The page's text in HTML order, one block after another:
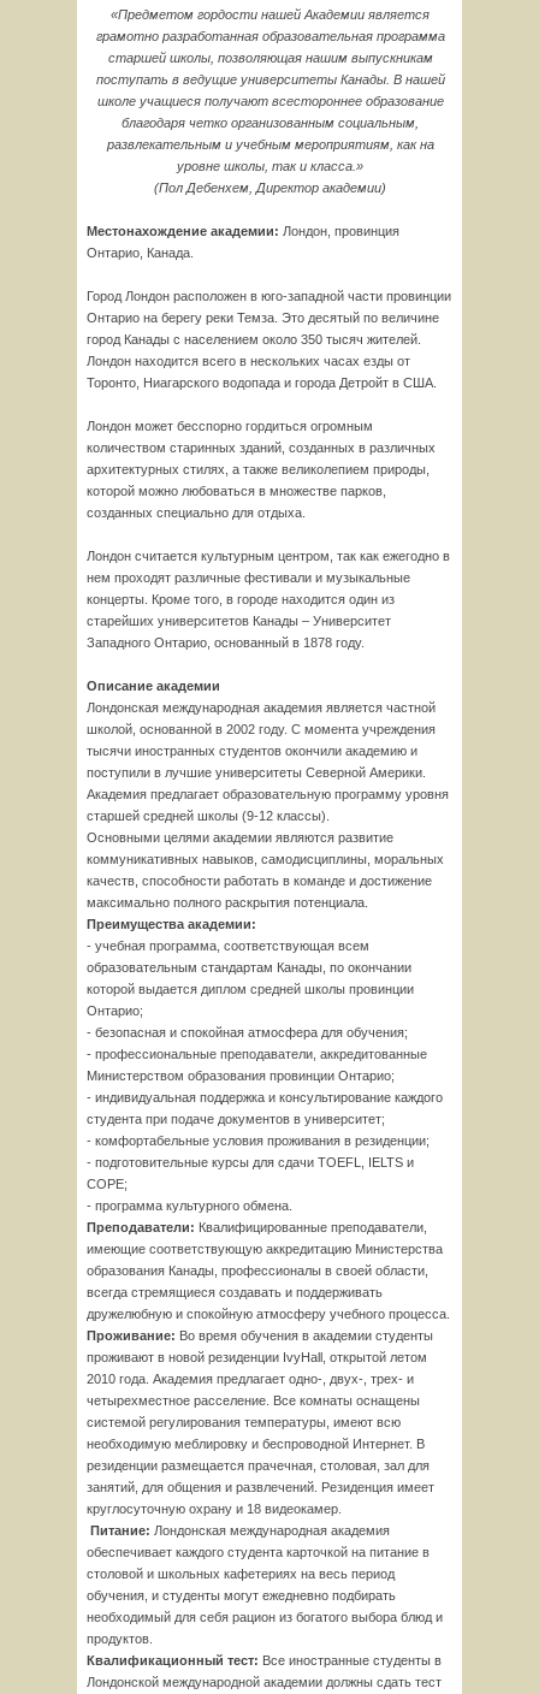
«Предметом гордости нашей Академии является
грамотно разработанная образовательная программа
старшей школы, позволяющая нашим выпускникам
поступать в ведущие университеты Канады. В нашей
школе учащиеся получают всестороннее образование
благодаря четко организованным социальным,
развлекательным и учебным мероприятиям, как на
уровне школы, так и класса.»
(Пол Дебенхем, Директор академии)
Местонахождение академии: Лондон, провинция
Онтарио, Канада.
Город Лондон расположен в юго-западной части провинции
Онтарио на берегу реки Темза. Это десятый по величине
город Канады с населением около 350 тысяч жителей.
Лондон находится всего в нескольких часах езды от
Торонто, Ниагарского водопада и города Детройт в США.
Лондон может бесспорно гордиться огромным
количеством старинных зданий, созданных в различных
архитектурных стилях, а также великолепием природы,
которой можно любоваться в множестве парков,
созданных специально для отдыха.
Лондон считается культурным центром, так как ежегодно в
нем проходят различные фестивали и музыкальные
концерты. Кроме того, в городе находится один из
старейших университетов Канады – Университет
Западного Онтарио, основанный в 1878 году.
Описание академии
Лондонская международная академия является частной
школой, основанной в 2002 году. С момента учреждения
тысячи иностранных студентов окончили академию и
поступили в лучшие университеты Северной Америки.
Академия предлагает образовательную программу уровня
старшей средней школы (9-12 классы).
Основными целями академии являются развитие
коммуникативных навыков, самодисциплины, моральных
качеств, способности работать в команде и достижение
максимально полного раскрытия потенциала.
Преимущества академии:
- учебная программа, соответствующая всем
образовательным стандартам Канады, по окончании
которой выдается диплом средней школы провинции
Онтарио;
- безопасная и спокойная атмосфера для обучения;
- профессиональные преподаватели, аккредитованные
Министерством образования провинции Онтарио;
- индивидуальная поддержка и консультирование каждого
студента при подаче документов в университет;
- комфортабельные условия проживания в резиденции;
- подготовительные курсы для сдачи TOEFL, IELTS и
COPE;
- программа культурного обмена.
Преподаватели: Квалифицированные преподаватели,
имеющие соответствующую аккредитацию Министерства
образования Канады, профессионалы в своей области,
всегда стремящиеся создавать и поддерживать
дружелюбную и спокойную атмосферу учебного процесса.
Проживание: Во время обучения в академии студенты
проживают в новой резиденции IvyHall, открытой летом
2010 года. Академия предлагает одно-, двух-, трех- и
четырехместное расселение. Все комнаты оснащены
системой регулирования температуры, имеют всю
необходимую меблировку и беспроводной Интернет. В
резиденции размещается прачечная, столовая, зал для
занятий, для общения и развлечений. Резиденция имеет
круглосуточную охрану и 18 видеокамер.
Питание: Лондонская международная академия
обеспечивает каждого студента карточкой на питание в
столовой и школьных кафетериях на весь период
обучения, и студенты могут ежедневно подбирать
необходимый для себя рацион из богатого выбора блюд и
продуктов.
Квалификационный тест: Все иностранные студенты в
Лондонской международной академии должны сдать тест